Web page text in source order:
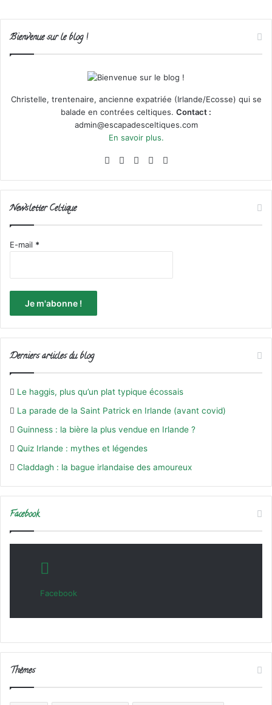
Bienvenue sur le blog !
Christelle, trentenaire, ancienne expatriée (Irlande/Ecosse) qui se
balade en contrées celtiques. Contact :
admin@escapadesceltiques.com
En savoir plus.
Facebook
X PinterestInstagram
Newsletter Celtique
E-mail *
Derniers articles du blog
Le haggis, plus qu’un plat typique écossais
La parade de la Saint Patrick en Irlande (avant covid)
Guinness : la bière la plus vendue en Irlande ?
Quiz Irlande : mythes et légendes
Claddagh : la bague irlandaise des amoureux
Facebook
Facebook
Thèmes